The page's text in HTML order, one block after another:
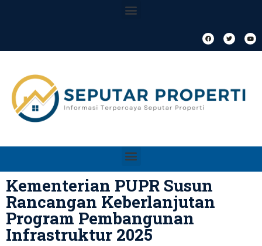
Kementerian PUPR Susun
Rancangan Keberlanjutan
Program Pembangunan
Infrastruktur 2025